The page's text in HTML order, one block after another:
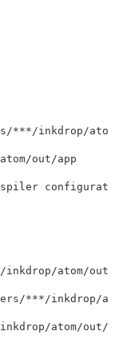
*** /inkdrop/
out/app
/inkdrop/atom/out/
*** /inkdrop/
atom/out/